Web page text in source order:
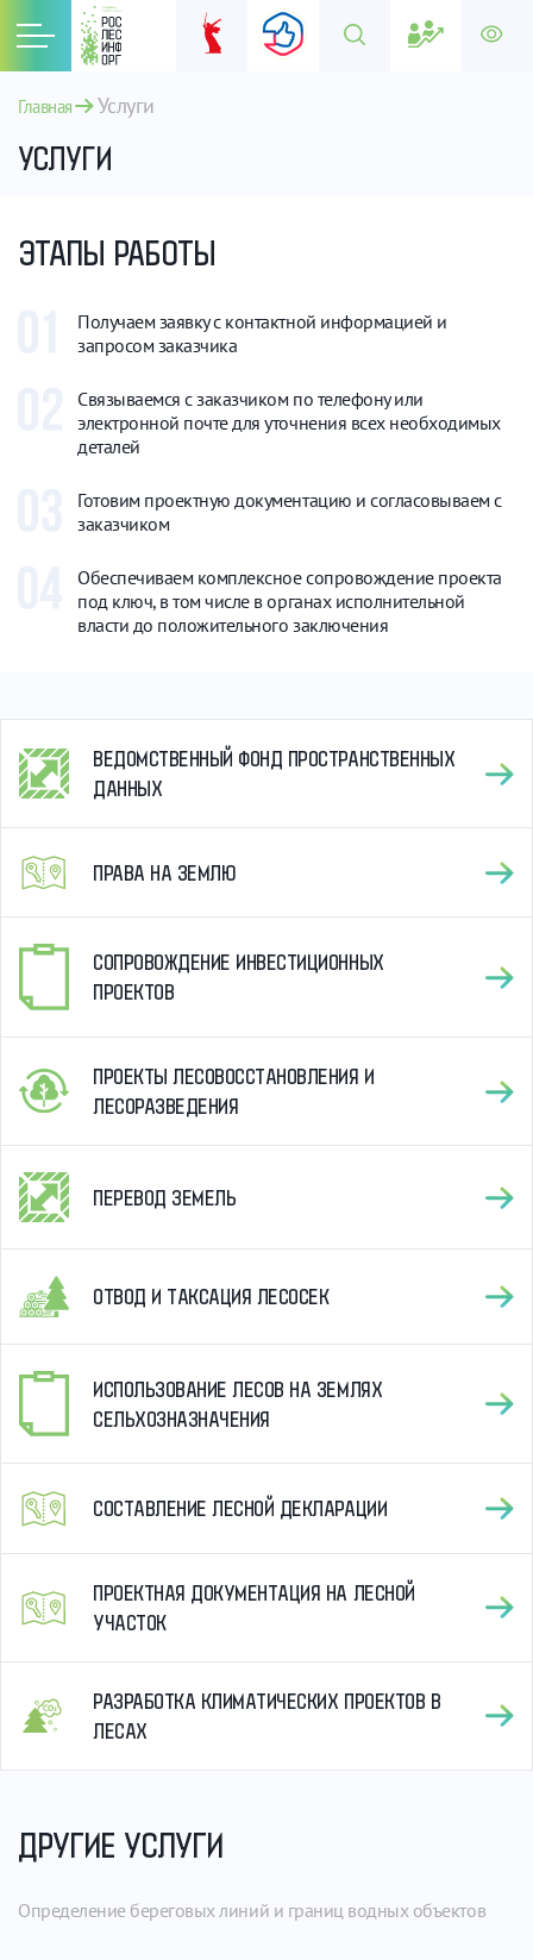
Главная Услуги
УСЛУГИ
ЭТАПЫ РАБОТЫ
Получаем заявку с контактной информацией и
запросом заказчика
Связываемся с заказчиком по телефону или
электронной почте для уточнения всех необходимых
деталей
Готовим проектную документацию и согласовываем с
заказчиком
Обеспечиваем комплексное сопровождение проекта
под ключ, в том числе в органах исполнительной
власти до положительного заключения
ВЕДОМСТВЕННЫЙ ФОНД ПРОСТРАНСТВЕННЫХ
ДАННЫХ
ПРАВА НА ЗЕМЛЮ
СОПРОВОЖДЕНИЕ ИНВЕСТИЦИОННЫХ
ПРОЕКТОВ
ПРОЕКТЫ ЛЕСОВОССТАНОВЛЕНИЯ И
ЛЕСОРАЗВЕДЕНИЯ
ПЕРЕВОД ЗЕМЕЛЬ
ОТВОД И ТАКСАЦИЯ ЛЕСОСЕК
ИСПОЛЬЗОВАНИЕ ЛЕСОВ НА ЗЕМЛЯХ
СЕЛЬХОЗНАЗНАЧЕНИЯ
СОСТАВЛЕНИЕ ЛЕСНОЙ ДЕКЛАРАЦИИ
ПРОЕКТНАЯ ДОКУМЕНТАЦИЯ НА ЛЕСНОЙ
УЧАСТОК
РАЗРАБОТКА КЛИМАТИЧЕСКИХ ПРОЕКТОВ В
ЛЕСАХ
ДРУГИЕ УСЛУГИ
Определение береговых линий и границ водных объектов